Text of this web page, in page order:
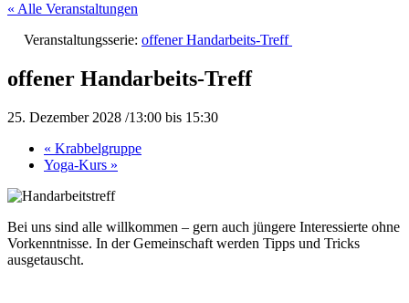
« Alle Veranstaltungen
Veranstaltungsserie: offener Handarbeits-Treff
offener Handarbeits-Treff
25. Dezember 2028 /13:00 bis 15:30
« Krabbelgruppe
Yoga-Kurs »
Bei uns sind alle willkommen – gern auch jüngere Interessierte ohne
Vorkenntnisse. In der Gemeinschaft werden Tipps und Tricks
ausgetauscht.